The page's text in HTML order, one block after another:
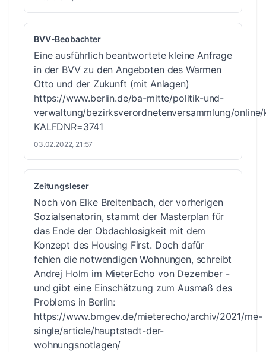
BVV-Beobachter
Eine ausführlich beantwortete kleine Anfrage
in der BVV zu den Angeboten des Warmen
Otto und der Zukunft (mit Anlagen)
https://www.berlin.de/ba-mitte/politik-und-
verwaltung/bezirksverordnetenversammlung/online/
KALFDNR=3741
03.02.2022, 21:57
Zeitungsleser
Noch von Elke Breitenbach, der vorherigen
Sozialsenatorin, stammt der Masterplan für
das Ende der Obdachlosigkeit mit dem
Konzept des Housing First. Doch dafür
fehlen die notwendigen Wohnungen, schreibt
Andrej Holm im MieterEcho von Dezember -
und gibt eine Einschätzung zum Ausmaß des
Problems in Berlin:
https://www.bmgev.de/mieterecho/archiv/2021/me-
single/article/hauptstadt-der-
wohnungsnotlagen/